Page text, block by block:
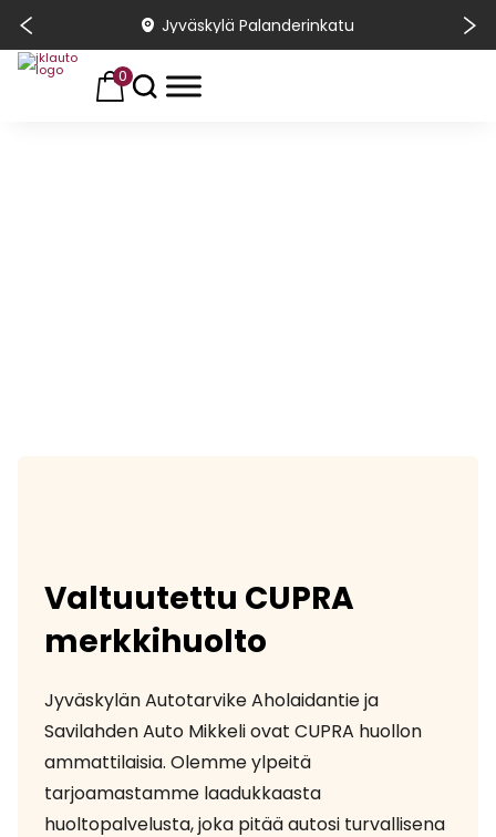
Jyväskylä Palanderinkatu
0
Valtuutettu CUPRA
merkkihuolto
Jyväskylän Autotarvike Aholaidantie ja
Savilahden Auto Mikkeli ovat CUPRA huollon
ammattilaisia. Olemme ylpeitä
tarjoamastamme laadukkaasta
huoltopalvelusta, joka pitää autosi turvallisena